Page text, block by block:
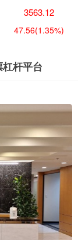
3563.12
47.56(1.35%)
杆平台